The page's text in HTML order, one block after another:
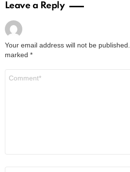
Leave a Reply
Your email address will not be published.
marked *